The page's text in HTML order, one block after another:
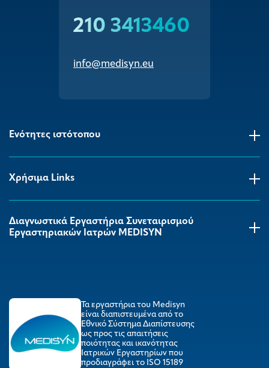
210 3413460
info@medisyn.eu
Ενότητες ιστότοπου
Χρήσιμα Links
Διαγνωστικά Εργαστήρια Συνεταιρισμού
Εργαστηριακών Ιατρών MEDISYΝ
Τα εργαστήρια του Medisyn
είναι διαπιστευμένα από το
Εθνικό Σύστημα Διαπίστευσης
ως προς τις απαιτήσεις
ποιότητας και ικανότητας
Ιατρικών Εργαστηρίων που
προδιαγράφει το ISO 15189